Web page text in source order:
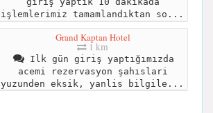
işlemlerimiz tamamlandıktan so...
Grand Kaptan Hotel
1 km
Ilk gün giriş yaptığımızda
acemi rezervasyon şahıslari
yuzunden eksik, yanlis bilgile...